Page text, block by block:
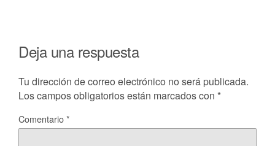
Deja una respuesta
Tu dirección de correo electrónico no será publicada.
Los campos obligatorios están marcados con *
Comentario*